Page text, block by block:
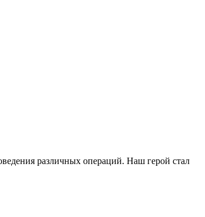
различных операций. Наш герой стал